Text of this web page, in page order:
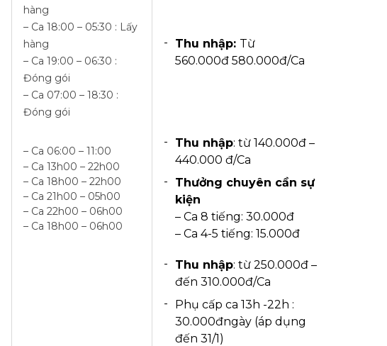
hàng
– Ca 18:00 – 05:30 : Lấy
hàng
– Ca 19:00 – 06:30 :
Đóng gói
– Ca 07:00 – 18:30 :
Đóng gói
Thu nhập: Từ
560.000đ 580.000đ/Ca
– Ca 06:00 – 11:00
– Ca 13h00 – 22h00
– Ca 18h00 – 22h00
– Ca 21h00 – 05h00
– Ca 22h00 – 06h00
– Ca 18h00 – 06h00
Thu nhập: từ 140.000đ –
440.000 đ/Ca
Thưởng chuyên cần sự
kiện
– Ca 8 tiếng: 30.000đ
– Ca 4-5 tiếng: 15.000đ
Thu nhập: từ 250.000đ –
đến 310.000đ/Ca
Phụ cấp ca 13h -22h :
30.000đngày (áp dụng
đến 31/1)